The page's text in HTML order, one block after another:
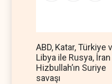
ABD, Katar, Türkiye
Libya ile Rusya,
Hizbullah’ın Suriye
savaşı